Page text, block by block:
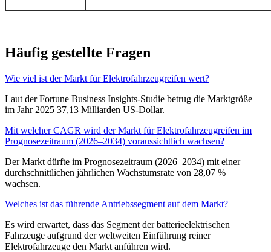
Häufig gestellte Fragen
Wie viel ist der Markt für Elektrofahrzeugreifen wert?
Laut der Fortune Business Insights-Studie betrug die Marktgröße
im Jahr 2025 37,13 Milliarden US-Dollar.
Mit welcher CAGR wird der Markt für Elektrofahrzeugreifen im
Prognosezeitraum (2026–2034) voraussichtlich wachsen?
Der Markt dürfte im Prognosezeitraum (2026–2034) mit einer
durchschnittlichen jährlichen Wachstumsrate von 28,07 %
wachsen.
Welches ist das führende Antriebssegment auf dem Markt?
Es wird erwartet, dass das Segment der batterieelektrischen
Fahrzeuge aufgrund der weltweiten Einführung reiner
Elektrofahrzeuge den Markt anführen wird.